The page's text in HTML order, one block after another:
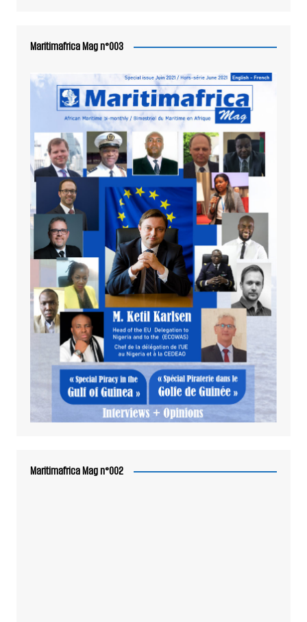
Maritimafrica Mag n°003
Maritimafrica Mag n°002